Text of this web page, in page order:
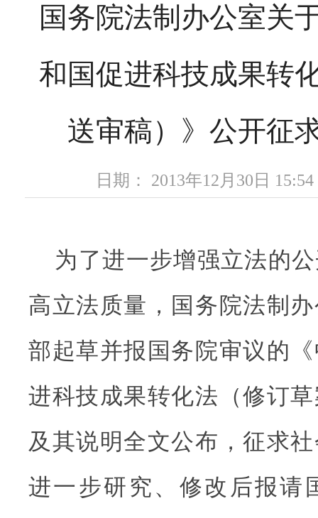
国务院法制办公室关
和国促进科技成果转
送审稿）》公开征
日期： 2013年12月30日
为了进一步增强立法的
高立法质量，国务院法制
部起草并报国务院审议的
进科技成果转化法（修订
及其说明全文公布，征求
进一步研究、修改后报请